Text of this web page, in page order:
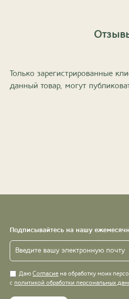
Только зарегистрированные
данный товар, могут
Подписывайтесь на нашу
Даю Согласие на обработку моих
с политикой обработки персональных